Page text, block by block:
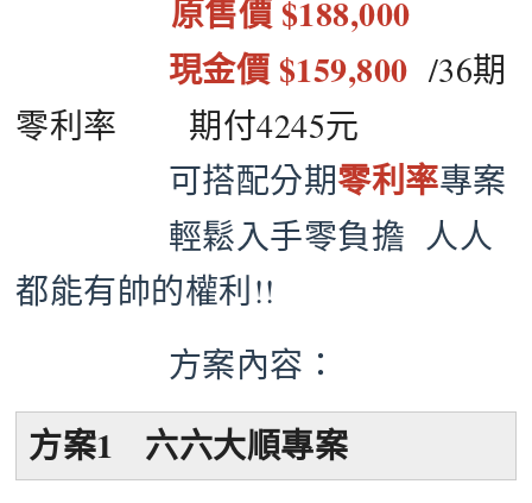
原售價 $188,000
現金價 $159,800 /36期
零利率 期付4245元
可搭配分期零利率專案
輕鬆入手零負擔 人人
都能有帥的權利!!
方案內容：
方案1 六六大順專案